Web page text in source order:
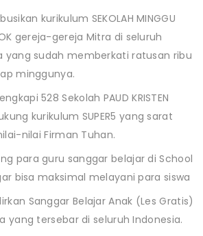
kurikulum SEKOLAH MINGGU
gereja-gereja Mitra di seluruh
yang sudah memberkati ratusan ribu
minggunya.
528 Sekolah PAUD KRISTEN
kurikulum SUPER5 yang sarat
nilai Firman Tuhan.
para guru sanggar belajar di School
bisa maksimal melayani para siswa
Sanggar Belajar Anak (Les Gratis)
yang tersebar di seluruh Indonesia.